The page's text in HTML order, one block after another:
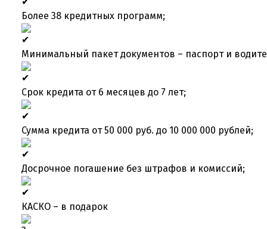
Более 38 кредитных программ;
Минимальный пакет документов – паспорт и
Срок кредита от 6 месяцев до 7 лет;
Сумма кредита от 50 000 руб. до 10 000 000 рублей;
Досрочное погашение без штрафов и комиссий;
КАСКО – в подарок